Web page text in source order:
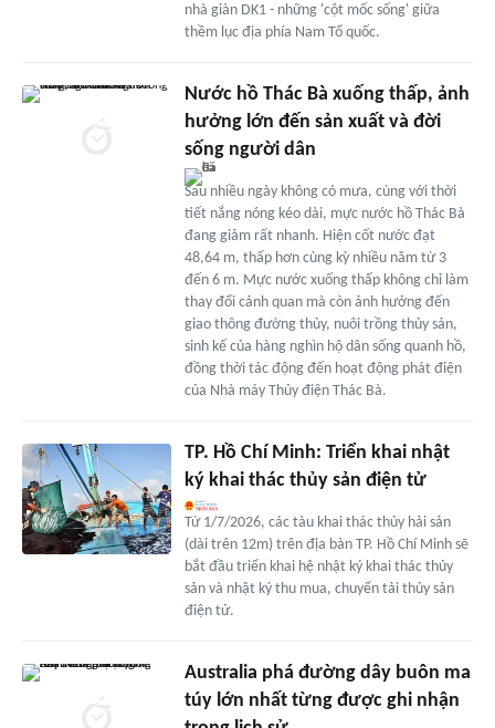
nhà giàn DK1 - những 'cột mốc sống' giữa
thềm lục địa phía Nam Tổ quốc.
Nước hồ Thác Bà xuống thấp, ảnh
hưởng lớn đến sản xuất và đời
sống người dân
Sau nhiều ngày không có mưa, cùng với thời
tiết nắng nóng kéo dài, mực nước hồ Thác Bà
đang giảm rất nhanh. Hiện cốt nước đạt
48,64 m, thấp hơn cùng kỳ nhiều năm từ 3
đến 6 m. Mực nước xuống thấp không chỉ làm
thay đổi cảnh quan mà còn ảnh hưởng đến
giao thông đường thủy, nuôi trồng thủy sản,
sinh kế của hàng nghìn hộ dân sống quanh hồ,
đồng thời tác động đến hoạt động phát điện
của Nhà máy Thủy điện Thác Bà.
TP. Hồ Chí Minh: Triển khai nhật
ký khai thác thủy sản điện tử
Từ 1/7/2026, các tàu khai thác thủy hải sản
(dài trên 12m) trên địa bàn TP. Hồ Chí Minh sẽ
bắt đầu triển khai hệ nhật ký khai thác thủy
sản và nhật ký thu mua, chuyển tải thủy sản
điện tử.
Australia phá đường dây buôn ma
túy lớn nhất từng được ghi nhận